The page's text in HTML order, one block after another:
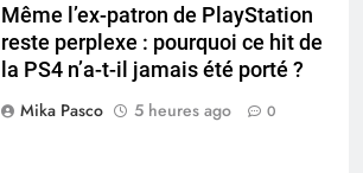
Même l’ex-patron de PlayStation
reste perplexe : pourquoi ce hit de
la PS4 n’a-t-il jamais été porté ?
Mika Pasco
5 heures ago 0